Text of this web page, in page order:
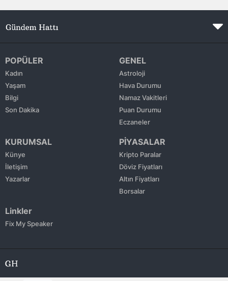
Bartın
Yalova
Karabük
Kilis
Düzce
POPÜLER
Kadın
Yaşam
Bilgi
Son Dakika
GENEL
Astroloji
Hava Durumu
Namaz Vakitleri
Puan Durumu
Eczaneler
KURUMSAL
Künye
İletişim
Yazarlar
PİYASALAR
Kripto Paralar
Döviz Fiyatları
Altın Fiyatları
Borsalar
Linkler
Fix My Speaker